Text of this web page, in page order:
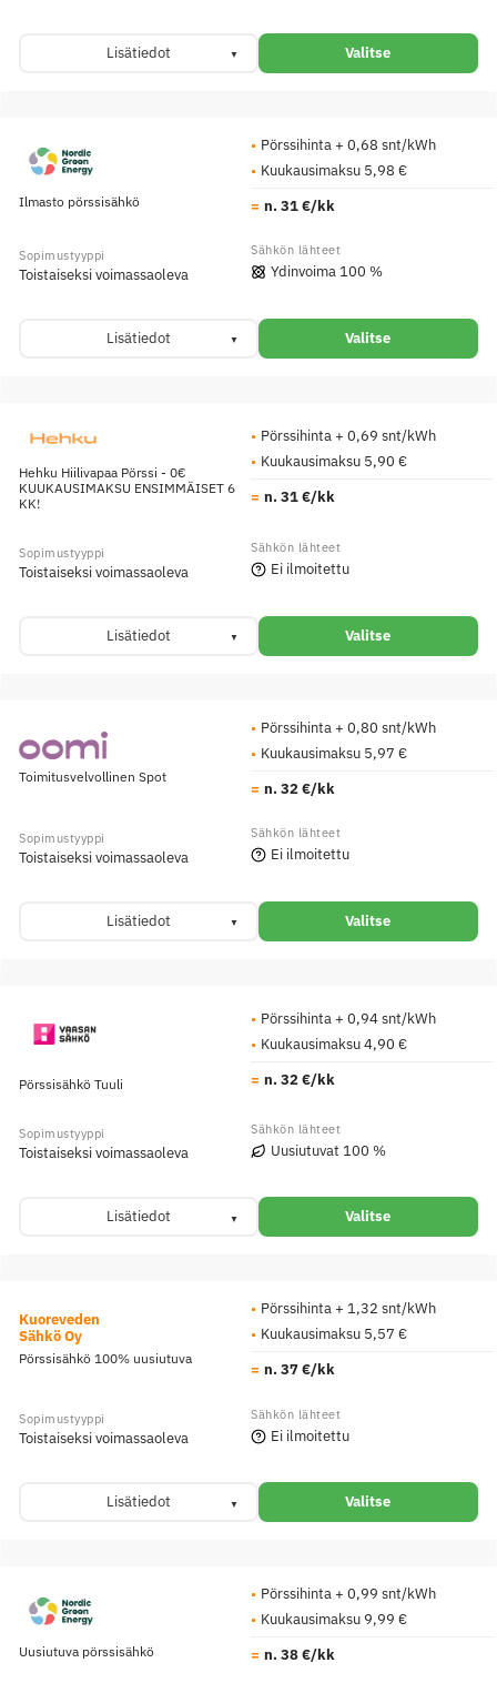
Lisätiedot Valitse
Ilmasto pörssisähkö
Pörssihinta + 0,68 snt/kWh
Kuukausimaksu 5,98 €
n. 31 €/kk
Toistaiseksi voimassaoleva Ydinvoima 100 %
Lisätiedot Valitse
Hehku Hiilivapaa Pörssi - 0€
KUUKAUSIMAKSU ENSIMMÄISET 6
KK!
Pörssihinta + 0,69 snt/kWh
Kuukausimaksu 5,90 €
n. 31 €/kk
Toistaiseksi voimassaoleva Ei ilmoitettu
Lisätiedot Valitse
Toimitusvelvollinen Spot
Pörssihinta + 0,80 snt/kWh
Kuukausimaksu 5,97 €
n. 32 €/kk
Toistaiseksi voimassaoleva Ei ilmoitettu
Lisätiedot Valitse
Pörssisähkö Tuuli
Pörssihinta + 0,94 snt/kWh
Kuukausimaksu 4,90 €
n. 32 €/kk
Toistaiseksi voimassaoleva Uusiutuvat 100 %
Lisätiedot Valitse
Kuoreveden
Sähkö Oy
Pörssisähkö 100% uusiutuva
Pörssihinta + 1,32 snt/kWh
Kuukausimaksu 5,57 €
n. 37 €/kk
Toistaiseksi voimassaoleva Ei ilmoitettu
Lisätiedot Valitse
Uusiutuva pörssisähkö
Pörssihinta + 0,99 snt/kWh
Kuukausimaksu 9,99 €
n. 38 €/kk